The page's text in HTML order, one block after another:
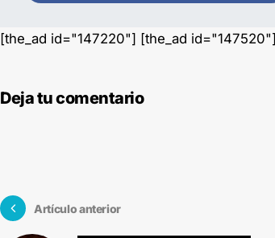
[the_ad id="147220"] [the_ad id="147520"]
Deja tu comentario
Artículo anterior